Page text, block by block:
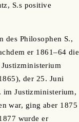
S.s positive
des Philosophen S.,
er 1861‒64 die
der 25. Juni
im Justizministerium,
war, ging aber 1875
wurde er